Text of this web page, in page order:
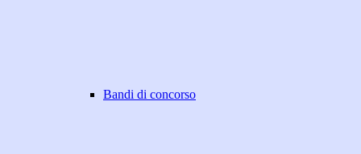
Bandi di concorso